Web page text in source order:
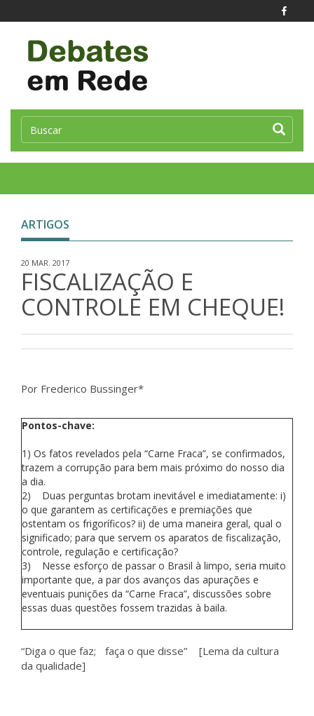
ARTIGOS
20 MAR. 2017
FISCALIZAÇÃO E
CONTROLE EM CHEQUE!
Por Frederico Bussinger*
Pontos-chave:
1) Os fatos revelados pela “Carne Fraca”, se confirmados,
trazem a corrupção para bem mais próximo do nosso dia
a dia.
2) Duas perguntas brotam inevitável e imediatamente: i)
o que garantem as certificações e premiações que
ostentam os frigoríficos? ii) de uma maneira geral, qual o
significado; para que servem os aparatos de fiscalização,
controle, regulação e certificação?
3) Nesse esforço de passar o Brasil à limpo, seria muito
importante que, a par dos avanços das apurações e
eventuais punições da “Carne Fraca”, discussões sobre
essas duas questões fossem trazidas à baila.
“Diga o que faz; faça o que disse” [Lema da cultura
da qualidade]